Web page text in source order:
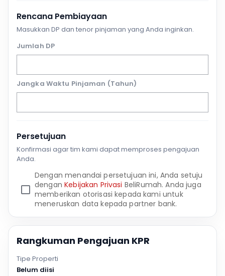
Rencana Pembiayaan
Masukkan DP dan tenor pinjaman yang Anda inginkan.
Jumlah DP
Jangka Waktu Pinjaman (Tahun)
Persetujuan
Konfirmasi agar tim kami dapat memproses pengajuan
Anda.
Dengan menandai persetujuan ini, Anda setuju
denganKebijakan Privasi BeliRumah. Anda juga
memberikan otorisasi kepada kami untuk
meneruskan data kepada partner bank.
Rangkuman Pengajuan KPR
Tipe Properti
Belum diisi